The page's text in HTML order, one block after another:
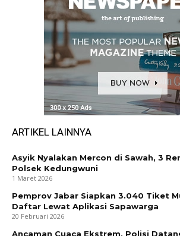
ARTIKEL LAINNYA
Asyik Nyalakan Mercon di Sawah, 3
Polsek Kedungwuni
1 Maret 2026
Pemprov Jabar Siapkan 3.040 Tiket
Daftar Lewat Aplikasi Sapawarga
20 Februari 2026
Ancaman Cuaca Ekstrem, Polisi